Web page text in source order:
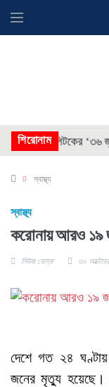
শিরোনাম
টেলিটকের ‘৩৬
স্বাস্থ্য
স্বাস্থ্য
করোনায় আরও ১৯
নিউজ ডেস্ক ৩০
দেশে গত ২৪
জনের মৃত্যু হয়েছে।